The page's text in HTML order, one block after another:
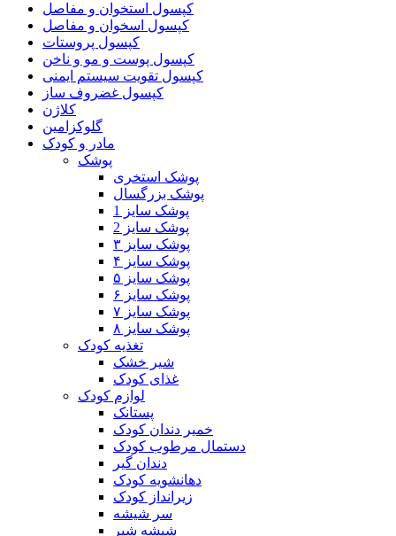
کپسول استخوان و مفاصل
کپسول اسخوان و مفاصل
کپسول پروستات
کپسول پوست و مو و ناخن
کپسول تقویت سیستم ایمنی
کپسول غضروف ساز
کلاژن
گلوکزامین
مادر و کودک
پوشک
پوشک استخری
پوشک بزرگسال
پوشک سایز 1
پوشک سایز 2
پوشک سایز ۳
پوشک سایز ۴
پوشک سایز ۵
پوشک سایز ۶
پوشک سایز ۷
پوشک سایز ۸
تغذیه کودک
شیر خشک
غذای کودک
لوازم کودک
پستانک
خمیر دندان کودک
دستمال مرطوب کودک
دندان گیر
دهانشویه کودک
زیرانداز کودک
سر شیشه
شیشه شیر